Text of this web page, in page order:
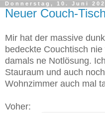
Donnerstag, 10. Juni
Neuer Couch-
Mir hat der massive
bedeckte Couchtisch
damals ne Notlösung.
Stauraum und auch
Wohnzimmer auch mal
Voher: